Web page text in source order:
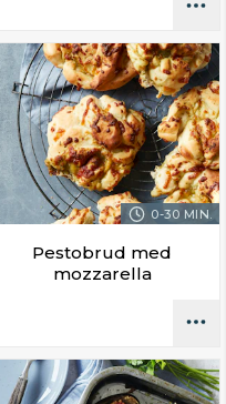
0-30 MIN.
Pestobrud med
mozzarella